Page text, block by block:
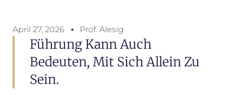
April 27, 2026 Prof. Alesig
Führung Kann Auch
Bedeuten, Mit Sich Allein Zu
Sein.